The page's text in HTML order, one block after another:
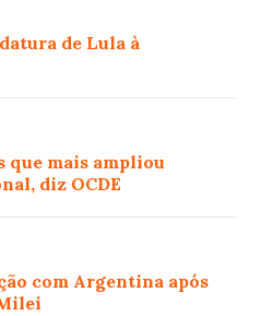
de Lula à
que mais ampliou
diz OCDE
com Argentina após